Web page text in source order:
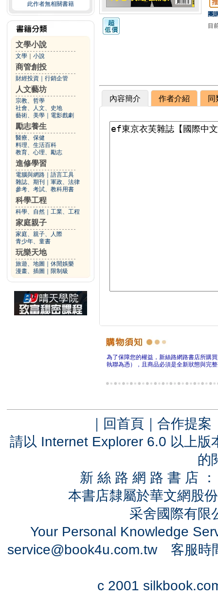
此作者無相關書籍
文學小說
文學 小說
商管創投
財經投資 行銷企管
人文藝坊
宗教、哲學
社會、人文、史地
藝術、美學
電影戲劇
勵志養生
醫療、保健
料理、生活百科
教育、心理、勵志
進修學習
電腦與網路
語言工具
雜誌、期刊
軍政、法律
參考、考試、教科用書
科學工程
科學、自然 工業、工程
家庭親子
家庭、親子、人際
青少年、童書
玩樂天地
旅遊、地圖
休閒娛樂
漫畫、插圖
限制級
團
目
內容簡介 作者介紹 同
為了保障您的權益，新絲路網路書店所購
執聯為憑），且商品必須是全新狀態與完
｜ 回首頁 ｜ 合作提案
請以 Internet Explorer 6.0 以上
的
新 絲 路 網 路 書 店
本書店隸屬於華文網股
采舍國際有
Your Personal Knowledge
service@book4u.com.tw客服時
c 2001